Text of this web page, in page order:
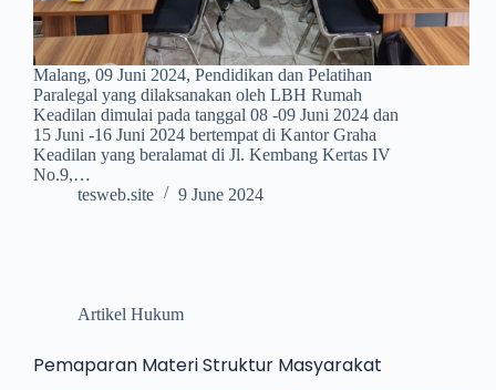
Malang, 09 Juni 2024, Pendidikan dan Pelatihan
Paralegal yang dilaksanakan oleh LBH Rumah
Keadilan dimulai pada tanggal 08 -09 Juni 2024 dan
15 Juni -16 Juni 2024 bertempat di Kantor Graha
Keadilan yang beralamat di Jl. Kembang Kertas IV
No.9,…
tesweb.site
9 June 2024
Artikel Hukum
Pemaparan Materi Struktur Masyarakat